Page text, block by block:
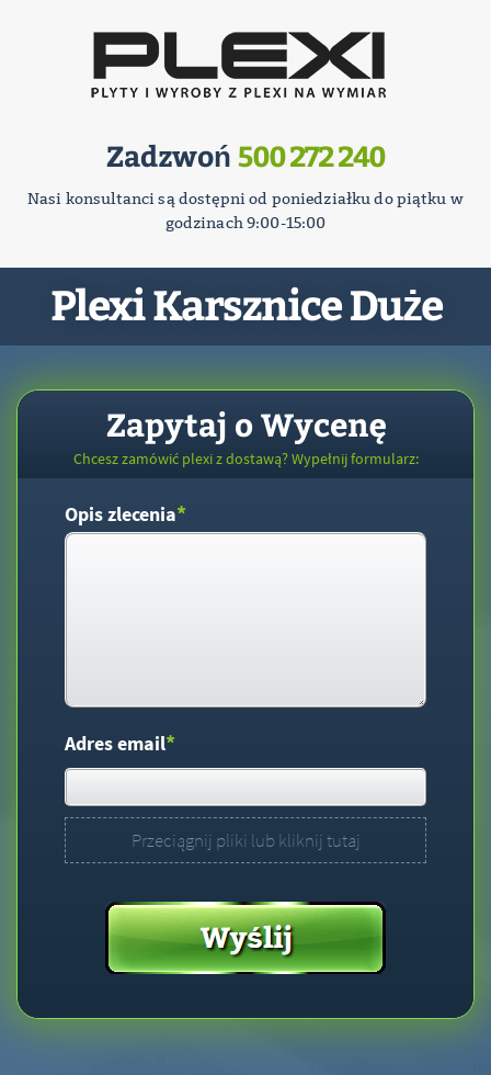
Zadzwoń 500 272 240
Nasi konsultanci są dostępni od poniedziałku do piątku w
godzinach 9:00-15:00
Plexi Karsznice Duże
Zapytaj o Wycenę
Chcesz zamówić plexi z dostawą? Wypełnij formularz:
Opis zlecenia*
Adres email*
Przeciągnij pliki lub kliknij tutaj